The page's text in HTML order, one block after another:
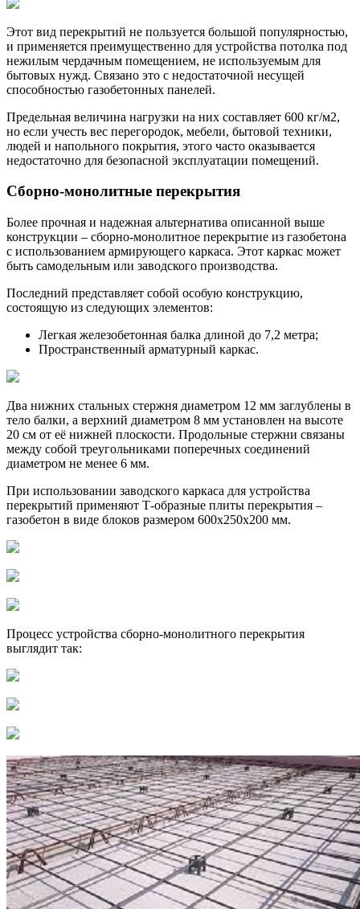
Этот вид перекрытий не пользуется большой популярностью,
и применяется преимущественно для устройства потолка под
нежилым чердачным помещением, не используемым для
бытовых нужд. Связано это с недостаточной несущей
способностью газобетонных панелей.
Предельная величина нагрузки на них составляет 600 кг/м2,
но если учесть вес перегородок, мебели, бытовой техники,
людей и напольного покрытия, этого часто оказывается
недостаточно для безопасной эксплуатации помещений.
Сборно-монолитные перекрытия
Более прочная и надежная альтернатива описанной выше
конструкции – сборно-монолитное перекрытие из газобетона
с использованием армирующего каркаса. Этот каркас может
быть самодельным или заводского производства.
Последний представляет собой особую конструкцию,
состоящую из следующих элементов:
Легкая железобетонная балка длиной до 7,2 метра;
Пространственный арматурный каркас.
Два нижних стальных стержня диаметром 12 мм заглублены в
тело балки, а верхний диаметром 8 мм установлен на высоте
20 см от её нижней плоскости. Продольные стержни связаны
между собой треугольниками поперечных соединений
диаметром не менее 6 мм.
При использовании заводского каркаса для устройства
перекрытий применяют Т-образные плиты перекрытия –
газобетон в виде блоков размером 600х250х200 мм.
Процесс устройства сборно-монолитного перекрытия
выглядит так: